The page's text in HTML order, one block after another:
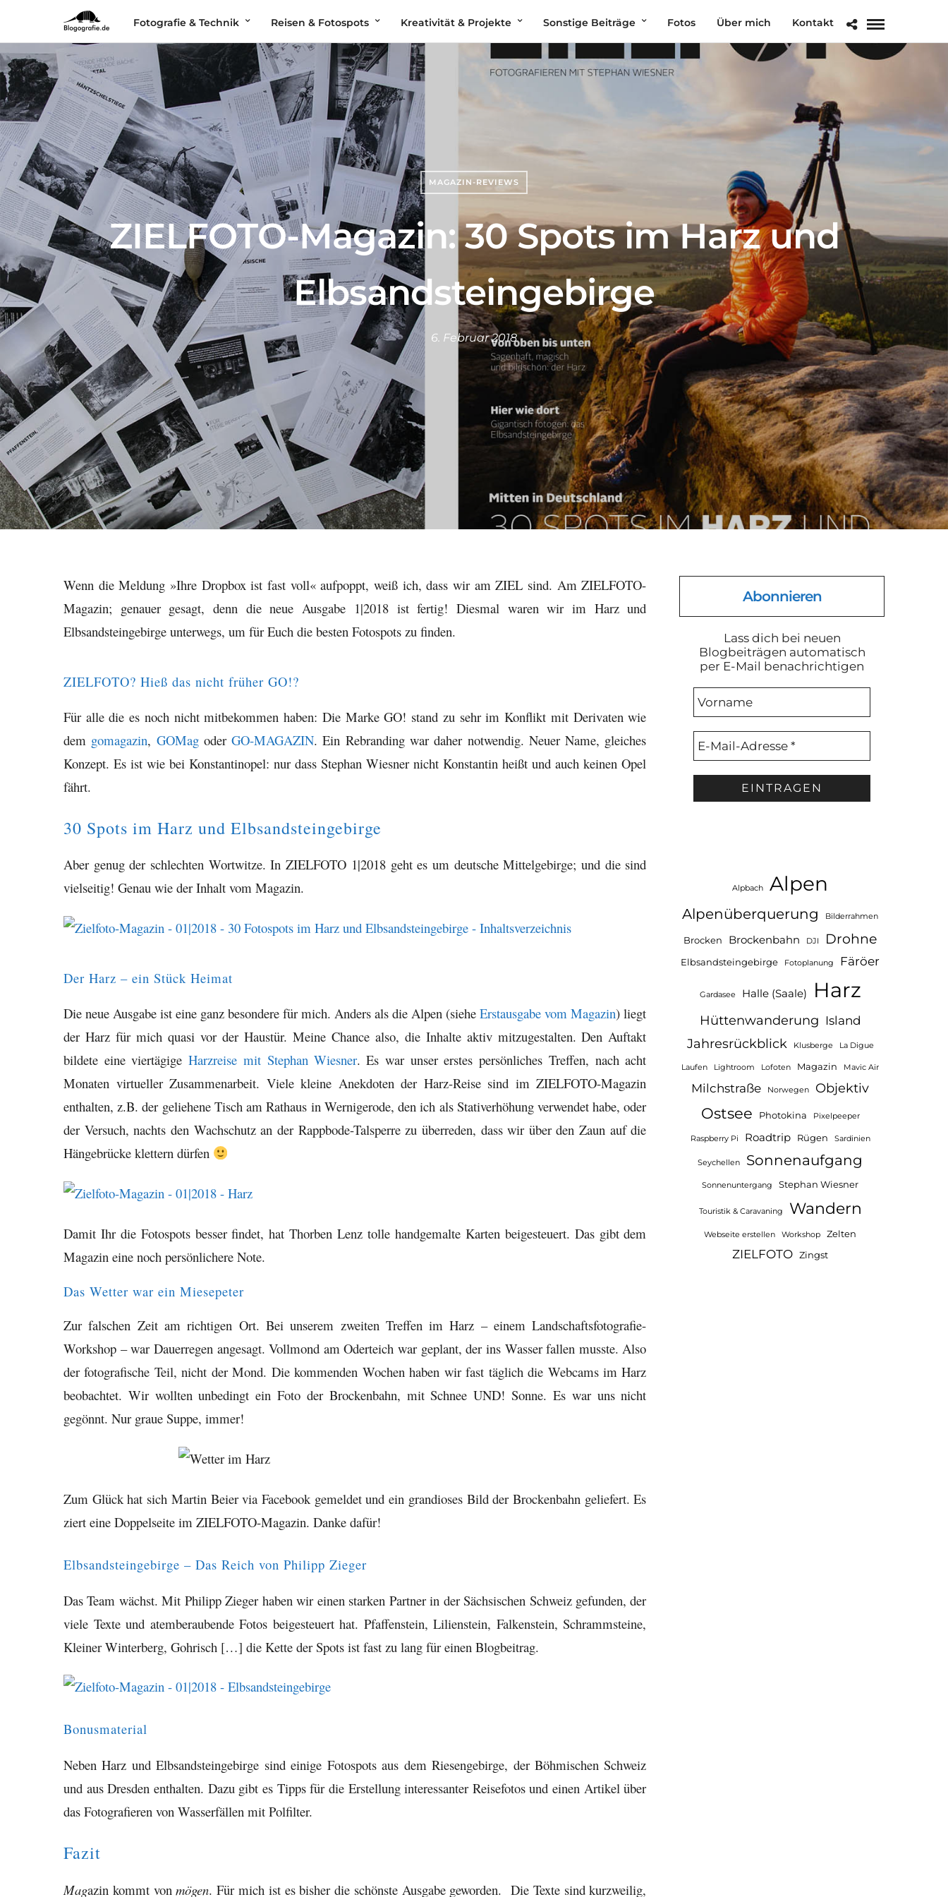
Fotografie & Technik Reisen & Fotospots Kreativität & Projekte Sonstige Beiträge Fotos Über mich Kontakt
MAGAZIN-REVIEWS
ZIELFOTO-Magazin: 30 Spots im Harz und
Elbsandsteingebirge
6. Februar 2018
Wenn die Meldung »Ihre Dropbox ist fast voll« aufpoppt, weiß ich, dass wir am ZIEL sind. Am ZIELFOTO-
Magazin; genauer gesagt, denn die neue Ausgabe 1|2018 ist fertig! Diesmal waren wir im Harz und
Elbsandsteingebirge unterwegs, um für Euch die besten Fotospots zu finden.
ZIELFOTO? Hieß das nicht früher GO!?
Für alle die es noch nicht mitbekommen haben: Die Marke GO! stand zu sehr im Konflikt mit Derivaten wie
dem gomagazin, GOMagoderGO-MAGAZIN. Ein Rebranding war daher notwendig. Neuer Name, gleiches
Konzept. Es ist wie bei Konstantinopel: nur dass Stephan Wiesner nicht Konstantin heißt und auch keinen Opel
fährt.
30 Spots im Harz und Elbsandsteingebirge
Aber genug der schlechten Wortwitze. In ZIELFOTO 1|2018 geht es um deutsche Mittelgebirge; und die sind
vielseitig! Genau wie der Inhalt vom Magazin.
Der Harz – ein Stück Heimat
Die neue Ausgabe ist eine ganz besondere für mich. Anders als die Alpen (sieheErstausgabe vom Magazin) liegt
der Harz für mich quasi vor der Haustür. Meine Chance also, die Inhalte aktiv mitzugestalten. Den Auftakt
bildete eine viertägigeHarzreise mit Stephan Wiesner. Es war unser erstes persönliches Treffen, nach acht
Monaten virtueller Zusammenarbeit. Viele kleine Anekdoten der Harz-Reise sind im ZIELFOTO-Magazin
enthalten, z.B. der geliehene Tisch am Rathaus in Wernigerode, den ich als Stativerhöhung verwendet habe, oder
der Versuch, nachts den Wachschutz an der Rappbode-Talsperre zu überreden, dass wir über den Zaun auf die
Hängebrücke klettern dürfen
Damit Ihr die Fotospots besser findet, hat Thorben Lenz tolle handgemalte Karten beigesteuert. Das gibt dem
Magazin eine noch persönlichere Note.
Das Wetter war ein Miesepeter
Zur falschen Zeit am richtigen Ort. Bei unserem zweiten Treffen im Harz – einem Landschaftsfotografie-
Workshop – war Dauerregen angesagt. Vollmond am Oderteich war geplant, der ins Wasser fallen musste. Also
der fotografische Teil, nicht der Mond. Die kommenden Wochen haben wir fast täglich die Webcams im Harz
beobachtet. Wir wollten unbedingt ein Foto der Brockenbahn, mit Schnee UND! Sonne. Es war uns nicht
gegönnt. Nur graue Suppe, immer!
Zum Glück hat sich Martin Beier via Facebook gemeldet und ein grandioses Bild der Brockenbahn geliefert. Es
ziert eine Doppelseite im ZIELFOTO-Magazin. Danke dafür!
Elbsandsteingebirge – Das Reich von Philipp Zieger
Das Team wächst. Mit Philipp Zieger haben wir einen starken Partner in der Sächsischen Schweiz gefunden, der
viele Texte und atemberaubende Fotos beigesteuert hat. Pfaffenstein, Lilienstein, Falkenstein, Schrammsteine,
Kleiner Winterberg, Gohrisch […] die Kette der Spots ist fast zu lang für einen Blogbeitrag.
Bonusmaterial
Neben Harz und Elbsandsteingebirge sind einige Fotospots aus dem Riesengebirge, der Böhmischen Schweiz
und aus Dresden enthalten. Dazu gibt es Tipps für die Erstellung interessanter Reisefotos und einen Artikel über
das Fotografieren von Wasserfällen mit Polfilter.
Fazit
Magazin kommt vonmögen. Für mich ist es bisher die schönste Ausgabe geworden. Die Texte sind kurzweilig,
Abonnieren
Lass dich bei neuen
Blogbeiträgen automatisch
per E-Mail benachrichtigen
Alpbach Alpen
Alpenüberquerung Bilderrahmen
Brocken Brockenbahn DJI Drohne
Elbsandsteingebirge Fotoplanung Färöer
Gardasee Halle (Saale) Harz
Hüttenwanderung Island
Jahresrückblick Klusberge La Digue
Laufen Lightroom Lofoten Magazin Mavic Air
Milchstraße Norwegen Objektiv
Ostsee Photokina Pixelpeeper
Raspberry Pi Roadtrip Rügen Sardinien
Seychellen Sonnenaufgang
Sonnenuntergang Stephan Wiesner
Touristik & Caravaning Wandern
Webseite erstellen Workshop Zelten
ZIELFOTO Zingst